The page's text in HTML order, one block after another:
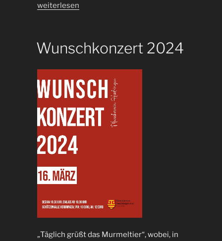
„Rückblick
weiterlesen
Wunschkonzert 2024
„Täglich grüßt das Murmeltier“, wobei, in